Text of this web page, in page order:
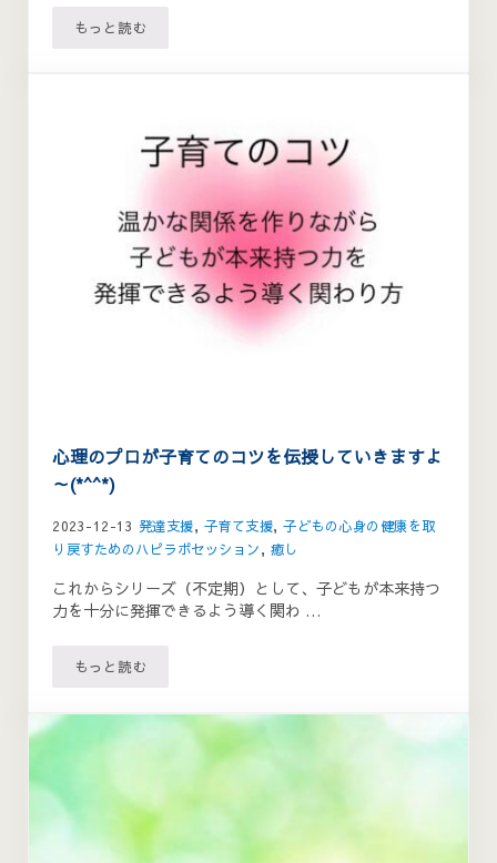
もっと読む親の心の温もりは子どもの安心感につながる💛
心理のプロが子育てのコツを伝授していきますよ
～(*^^*)
2023-12-13 発達支援, 子育て支援,子どもの心身の健康を取
り戻すためのハピラボセッション, 癒し
これからシリーズ（不定期）として、子どもが本来持つ
力を十分に発揮できるよう導く関わ …
もっと読む心理のプロが子育てのコツを伝授していきますよ～(*^^*)